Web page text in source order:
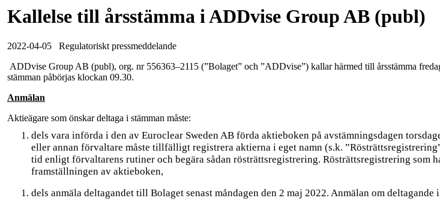
Kallelse till årsstämma i ADDvise Group AB (publ)
2022-04-05
Regulatoriskt pressmeddelande
ADDvise Group AB (publ), org. nr 556363–2115 (”Bolaget” och ”ADDvise”) kallar härmed till årsstämma
stämman påbörjas klockan 09.30.
Anmälan
Aktieägare som önskar deltaga i stämman måste:
dels vara införda i den av Euroclear Sweden AB förda aktieboken på avstämningsdagen
eller annan förvaltare måste tillfälligt registrera aktierna i eget namn (s.k.
tid enligt förvaltarens rutiner och begära sådan rösträttsregistrering. Rösträttsregistrering som
framställningen av aktieboken,
dels anmäla deltagandet till Bolaget senast måndagen den 2 maj 2022. Anmälan om